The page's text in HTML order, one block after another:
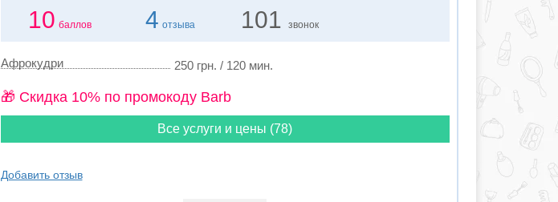
10 баллов 4 отзыва 101 звонок
Афрокудри 250 грн. / 120 мин.
🎁 Cкидка 10% по промокоду Barb
Все услуги и цены (78)
Добавить отзыв